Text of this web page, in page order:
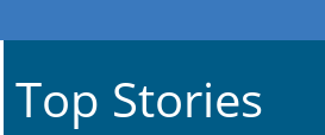
Top Stories